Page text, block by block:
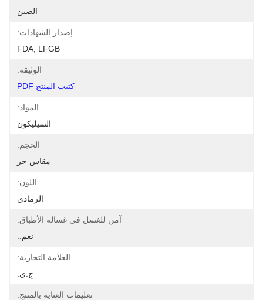
الصين
إصدار الشهادات:
FDA, LFGB
الوثيقة:
كتيب المنتج PDF
المواد:
السيليكون
الحجم:
مقاس حر
اللون:
الرمادي
آمن للغسل في غسالة الأطباق:
نعم..
العلامة التجارية:
ج.ي.
تعليمات العناية بالمنتج: